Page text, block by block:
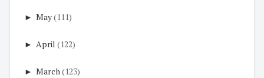
► May(111)
► April (122)
► March(123)